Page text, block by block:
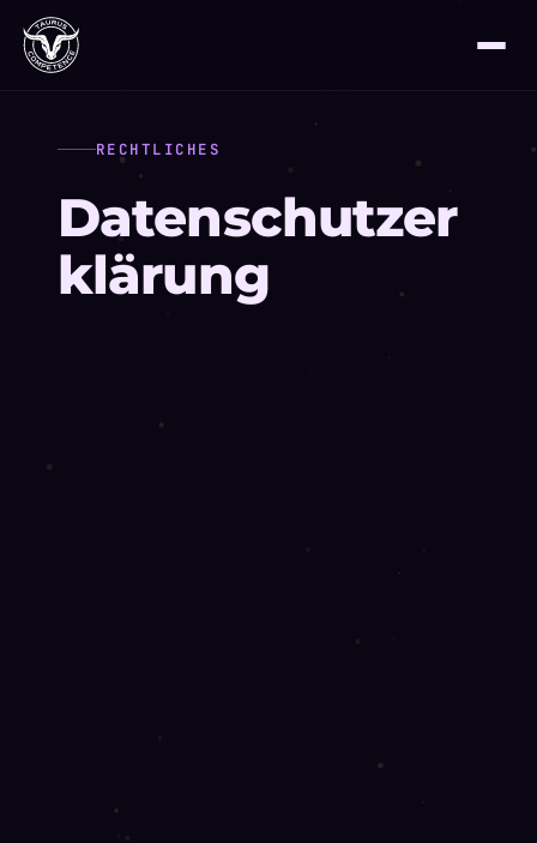
RECHTLICHES
Datenschutzer
klärung